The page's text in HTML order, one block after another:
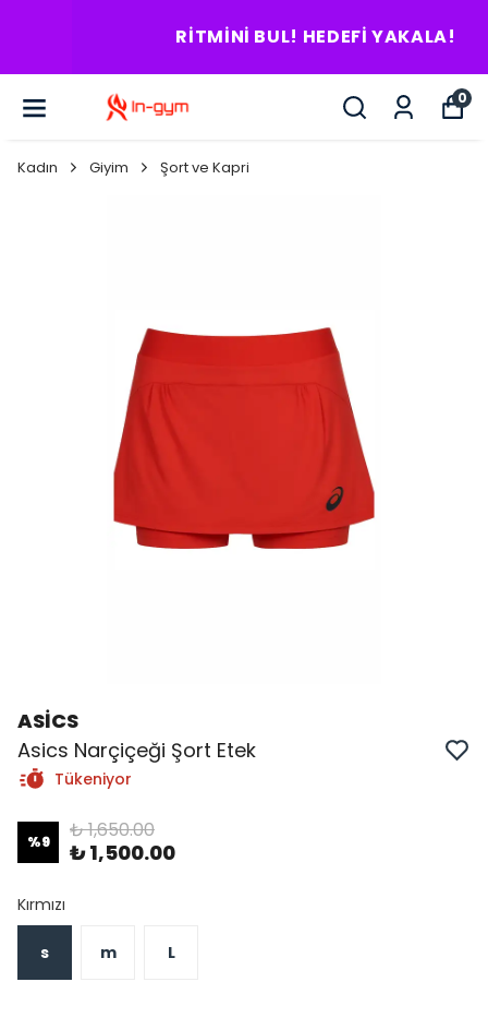
RITMINI BUL! HEDEFI YAKALA!
0
Kadın Giyim Şort ve Kapri
ASİCS
Asics Narçiçeği Şort Etek
Tükeniyor
%9 ₺ 1,650.00
₺ 1,500.00
Kırmızı
s m L